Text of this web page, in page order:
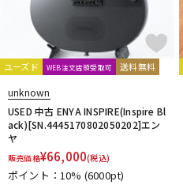
ユーズド WEB注文店頭受取可 送料無料
unknown
USED 中古 ENYA INSPIRE(Inspire Bl
ack)[SN.4445170802050202]エン
ヤ
販売価格¥66,000(税込)
ポイント：10% (6000pt)